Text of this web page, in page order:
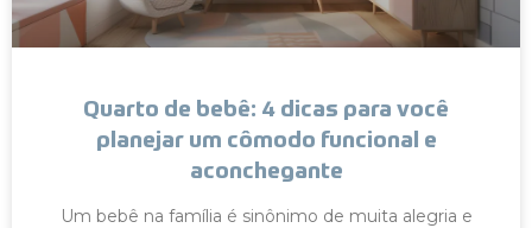
Quarto de bebê: 4 dicas para você
planejar um cômodo funcional e
aconchegante
Um bebê na família é sinônimo de muita alegria e